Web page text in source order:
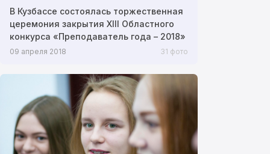
В Кузбассе состоялась торжественная
церемония закрытия XIII Областного
конкурса «Преподаватель года – 2018»
09 апреля 2018 31 фото